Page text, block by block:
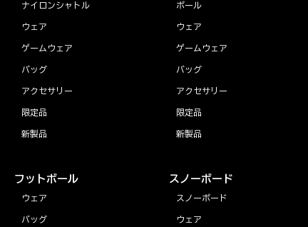
ナイロンシャトル
ウェア
ゲームウェア
バッグ
アクセサリー
限定品
新製品
ボール
ウェア
ゲームウェア
バッグ
アクセサリー
限定品
新製品
フットボール
ウェア
バッグ
スノーボード
スノーボード
ウェア